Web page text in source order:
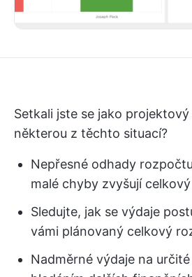
Setkali jste se jako
některou z těchto situací?
Nepřesné odhady
malé chyby zvyšují
Sledujte, jak se výdaje
vámi plánovaný celkový
Nadměrné výdaje na